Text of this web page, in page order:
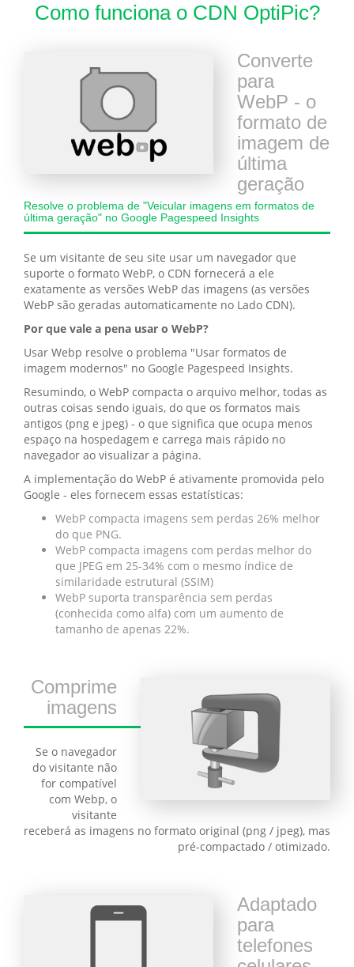
Como funciona o CDN OptiPic?
Converte
para
WebP - o
formato de
imagem de
última
geração
Resolve o problema de "Veicular imagens em formatos de
última geração" no Google Pagespeed Insights
Se um visitante de seu site usar um navegador que
suporte o formato WebP, o CDN fornecerá a ele
exatamente as versões WebP das imagens (as versões
WebP são geradas automaticamente no Lado CDN).
Por que vale a pena usar o WebP?
Usar Webp resolve o problema "Usar formatos de
imagem modernos" no Google Pagespeed Insights.
Resumindo, o WebP compacta o arquivo melhor, todas as
outras coisas sendo iguais, do que os formatos mais
antigos (png e jpeg) - o que significa que ocupa menos
espaço na hospedagem e carrega mais rápido no
navegador ao visualizar a página.
A implementação do WebP é ativamente promovida pelo
Google - eles fornecem essas estatísticas:
WebP compacta imagens sem perdas 26% melhor
do que PNG.
WebP compacta imagens com perdas melhor do
que JPEG em 25-34% com o mesmo índice de
similaridade estrutural (SSIM)
WebP suporta transparência sem perdas
(conhecida como alfa) com um aumento de
tamanho de apenas 22%.
Comprime
imagens
Se o navegador
do visitante não
for compatível
com Webp, o
visitante
receberá as imagens no formato original (png / jpeg), mas
pré-compactado / otimizado.
Adaptado
para
telefones